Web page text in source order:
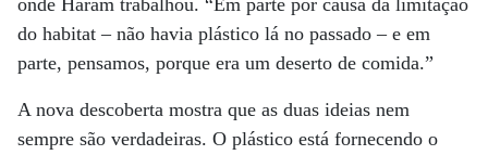
do habitat – não havia plástico lá no passado – e em
parte, pensamos, porque era um deserto de comida.”
A nova descoberta mostra que as duas ideias nem
sempre são verdadeiras. O plástico está fornecendo o